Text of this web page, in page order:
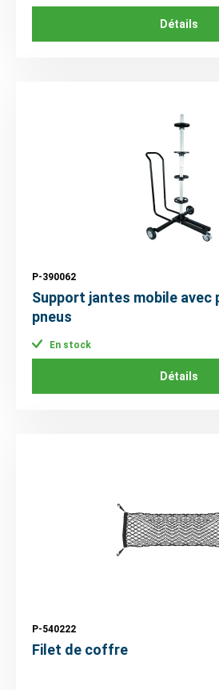
Détails
P-390062
Support jantes mobile avec
pneus
En stock
Détails
P-540222
Filet de coffre